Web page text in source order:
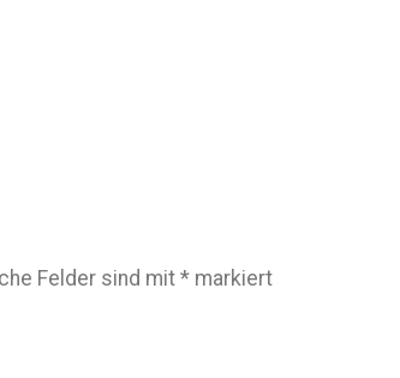
Felder sind mit * markiert